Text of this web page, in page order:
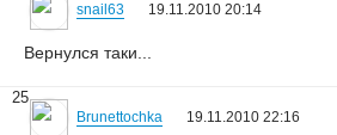
snail63 19.11.2010 20:14
Вернулся таки...
25
Brunettochka 19.11.2010 22:16